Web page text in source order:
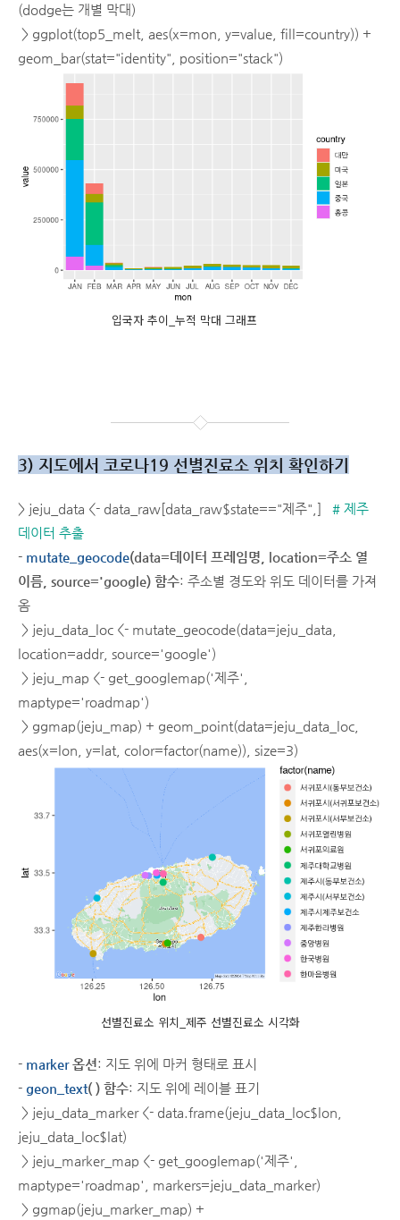
(dodge는 개별 막대)
> ggplot(top5_melt, aes(x=mon, y=value, fill=country)) +
geom_bar(stat="identity", position="stack")
입국자 추이_누적 막대 그래프
3) 지도에서 코로나19 선별진료소 위치 확인하기
> jeju_data <- data_raw[data_raw$state=="제주",] # 제주
데이터 추출
- mutate_geocode(data=데이터 프레임명, location=주소 열
이름, source='google) 함수: 주소별 경도와 위도 데이터를 가져
옴
> jeju_data_loc <- mutate_geocode(data=jeju_data,
location=addr, source='google')
> jeju_map <- get_googlemap('제주',
maptype='roadmap')
> ggmap(jeju_map) + geom_point(data=jeju_data_loc,
aes(x=lon, y=lat, color=factor(name)), size=3)
선별진료소 위치_제주 선별진료소 시각화
- marker옵션: 지도 위에 마커 형태로 표시
- geon_text( ) 함수: 지도 위에 레이블 표기
> jeju_data_marker <- data.frame(jeju_data_loc$lon,
jeju_data_loc$lat)
> jeju_marker_map <- get_googlemap('제주',
maptype='roadmap', markers=jeju_data_marker)
> ggmap(jeju_marker_map) +